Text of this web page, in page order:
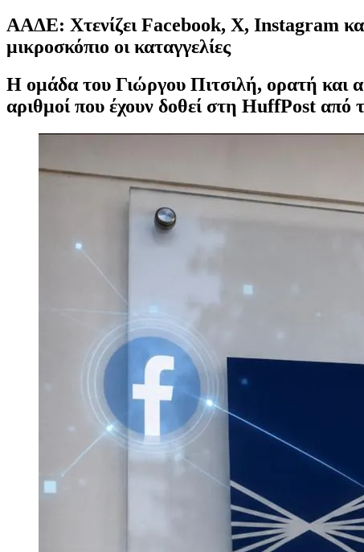
ΑΑΔΕ: Χτενίζει Facebook, X, Instagram
μικροσκόπιο οι καταγγελίες
Η ομάδα του Γιώργου Πιτσιλή, ορατή και
αριθμοί που έχουν δοθεί στη HuffPost από